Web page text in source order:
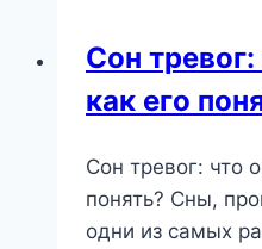
Сон тревог:
как его
Сон тревог: что
понять? Сны,
одни из самых